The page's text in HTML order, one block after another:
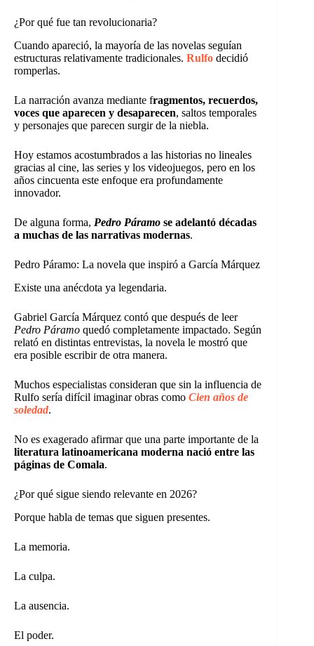
¿Por qué fue tan revolucionaria?
Cuando apareció, la mayoría de las novelas seguían
estructuras relativamente tradicionales. Rulfo decidió
romperlas.
La narración avanza mediante fragmentos, recuerdos,
voces que aparecen y desaparecen, saltos temporales
y personajes que parecen surgir de la niebla.
Hoy estamos acostumbrados a las historias no lineales
gracias al cine, las series y los videojuegos, pero en los
años cincuenta este enfoque era profundamente
innovador.
De alguna forma, Pedro Páramo se adelantó décadas
a muchas de las narrativas modernas.
Pedro Páramo: La novela que inspiró a García Márquez
Existe una anécdota ya legendaria.
Gabriel García Márquez contó que después de leer
Pedro Páramo quedó completamente impactado. Según
relató en distintas entrevistas, la novela le mostró que
era posible escribir de otra manera.
Muchos especialistas consideran que sin la influencia de
Rulfo sería difícil imaginar obras como Cien años de
soledad.
No es exagerado afirmar que una parte importante de la
literatura latinoamericana moderna nació entre las
páginas de Comala.
¿Por qué sigue siendo relevante en 2026?
Porque habla de temas que siguen presentes.
La memoria.
La culpa.
La ausencia.
El poder.